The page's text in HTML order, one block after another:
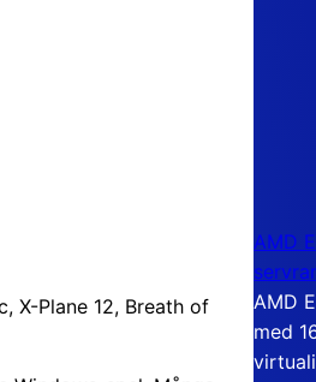
X-Plane 12, Breath of
AMD
AMD
med